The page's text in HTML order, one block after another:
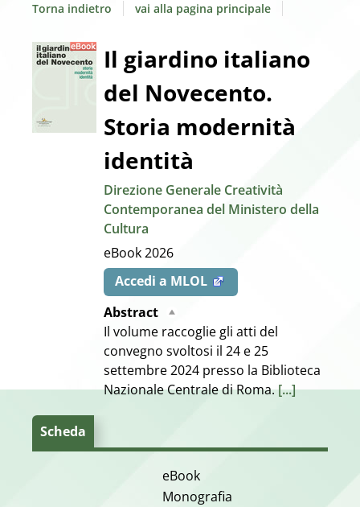
Torna indietro vai alla pagina principale
Dettaglio
documento
Il giardino italiano
del Novecento.
Storia modernità
identità
Direzione Generale Creatività
Contemporanea del Ministero della
Cultura
eBook2026
Accedi a MLOL
Abstract
Il volume raccoglie gli atti del
convegno svoltosi il 24 e 25
settembre 2024 presso la Biblioteca
Nazionale Centrale di Roma.[...]
Scheda
eBook
Monografia